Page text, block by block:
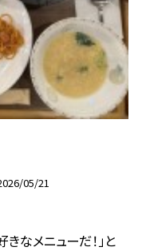
05/21
なメニューだ！」と